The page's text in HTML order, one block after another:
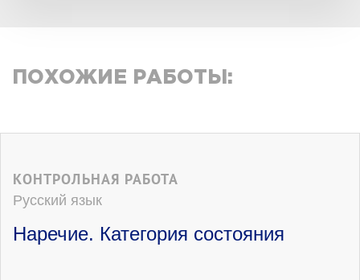
ПОХОЖИЕ РАБОТЫ:
КОНТРОЛЬНАЯ РАБОТА
Русский язык
Наречие. Категория состояния